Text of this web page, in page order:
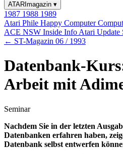
ATARImagazin ▾
1987 1988 1989
Atari Phile Happy Computer
ACE NSW Inside Info Atari Update
← ST-Magazin 06 / 1993
Datenbank-
Arbeit mit
Seminar
Nachdem Sie in der letzten
Datenbanken erfahren haben,
Datenbank selbst entwerfen